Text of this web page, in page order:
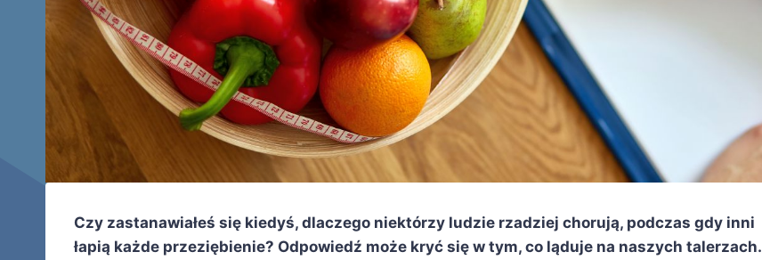
Czy zastanawiałeś się kiedyś, dlaczego niektórzy ludzie rzadziej chorują, podczas gdy inni
łapią każde przeziębienie? Odpowiedź może kryć się w tym, co ląduje na naszych talerzach.